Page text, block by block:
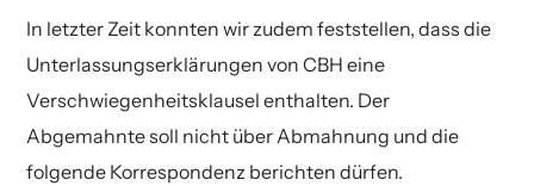
In letzter Zeit konnten wir zudem feststellen, dass die
Unterlassungserklärungen von CBH eine
Verschwiegenheitsklausel enthalten. Der
Abgemahnte soll nicht über Abmahnung und die
folgende Korrespondenz berichten dürfen.